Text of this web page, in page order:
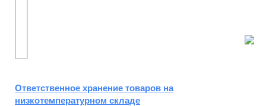
Ответственное хранение товаров на
низкотемпературном складе